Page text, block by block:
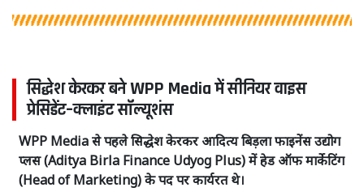
सिद्धेश केरकर बने WPP Media में सीनियर वाइस
प्रेसिडेंट–क्लाइंट सॉल्यूशंस
WPP Media से पहले सिद्धेश केरकर आदित्य बिड़ला फाइनेंस उद्योग
प्लस (Aditya Birla Finance Udyog Plus) में हेड ऑफ मार्केटिंग
(Head of Marketing) के पद पर कार्यरत थे।